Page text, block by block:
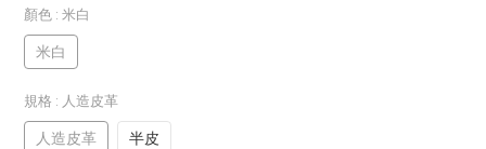
顏色 : 米白
米白
規格 : 人造皮革
人造皮革 半皮